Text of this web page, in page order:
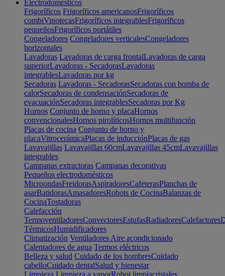
Electrodomésticos
Frigoríficos Frigoríficos americanosFrigoríficos
combiVinotecasFrigoríficos integrablesFrigoríficos
pequeñosFrigoríficos portátiles
Congeladores Congeladores verticalesCongeladores
horizontales
Lavadoras Lavadoras de carga frontalLavadoras de carga
superiorLavadoras - SecadorasLavadoras
integrablesLavadoras por kg
Secadoras Lavadoras - SecadorasSecadoras con bomba de
calorSecadoras de condensaciónSecadoras de
evacuaciónSecadoras integrablesSecadoras por Kg
Hornos Conjunto de horno y placaHornos
convencionalesHornos pirolíticosHornos multifunción
Placas de cocina Conjunto de horno y
placaVitrocerámicaPlacas de inducciónPlacas de gas
Lavavajillas Lavavajillas 60cmLavavajillas 45cmLavavajillas
integrables
Campanas extractoras Campanas decorativas
Pequeños electrodomésticos
MicroondasFreidorasAspiradoresCafeterasPlanchas de
asarBatidorasAmasadoresRobots de CocinaBalanzas de
CocinaTostadoras
Calefacción
TermoventiladoresConvectoresEstufasRadiadoresCalefactores
TérmicosHumidificadores
Climatización Ventiladores Aire acondicionado
Calentadores de agua Termos eléctricos
Belleza y salud Cuidado de los hombresCuidado
cabelloCuidado dentalSalud y bienestar
Limpieza Limpieza a vaporRobot limpiacristales